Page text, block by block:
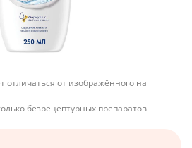
от изображённого на
безрецептурных препаратов